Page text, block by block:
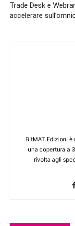
Trade Desk e
accelerare
BitMAT Edizioni
una copertura a
rivolta agli